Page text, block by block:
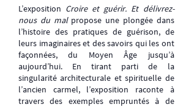
L’exposition Croire et guérir. Et délivrez-
nous du mal propose une plongée dans
l’histoire des pratiques de guérison, de
leurs imaginaires et des savoirs qui les ont
façonnées, du Moyen Âge jusqu’à
aujourd’hui. En tirant parti de la
singularité architecturale et spirituelle de
l’ancien carmel, l’exposition raconte à
travers des exemples empruntés à de